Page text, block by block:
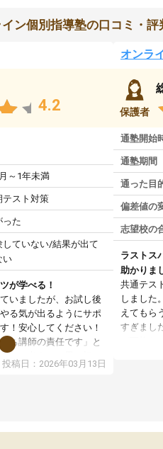
イン個別指導塾の口コミ・評
4.2
～1年未満
テスト対策
った
していない/結果が出て
い
が学べる！
いましたが、お試し後
る気が出るようにサポ
！安心してください！
ち講師の責任です」と
！と考えて、思い切っ
苦手だったんですが、
投稿日：2026年03月13日
オンラ
保護者
通塾開始
通塾期間
通った目
偏差値の
志望校の
ラストス
助かりま
共通テス
しました
えてもら
すぎまし
が可能な
の内容